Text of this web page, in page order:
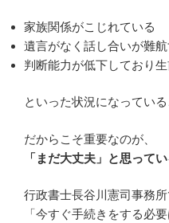
家族関係がこじれている
遺言がなく話し合いが難航
判断能力が低下しており
といった状況になってい
だからこそ重要なのが、
「まだ大丈夫」と思って
行政書士長谷川憲司事務所
「今すぐ手続きをする必